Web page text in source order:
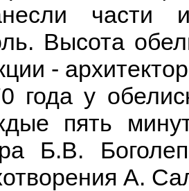
части
Высота
-
года у
пять
Б.В.
А.